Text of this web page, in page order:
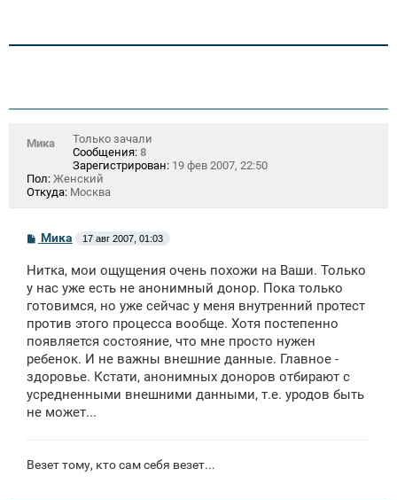
Мика
Только зачали
Сообщения: 8
Зарегистрирован: 19 фев 2007, 22:50
Пол: Женский
Откуда: Москва
С
о
б
щ
н
и
е
Мика 17 авг 2007, 01:03
Нитка, мои ощущения очень похожи на Ваши. Только
у нас уже есть не анонимный донор. Пока только
готовимся, но уже сейчас у меня внутренний протест
против этого процесса вообще. Хотя постепенно
появляется состояние, что мне просто нужен
ребенок. И не важны внешние данные. Главное -
здоровье. Кстати, анонимных доноров отбирают с
усредненными внешними данными, т.е. уродов быть
не может...
Везет тому, кто сам себя везет...